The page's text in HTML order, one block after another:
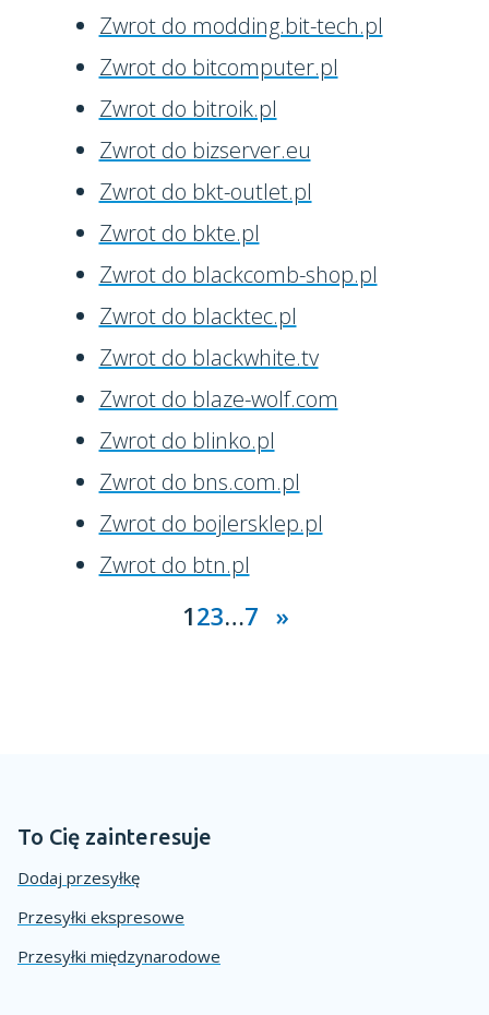
Zwrot do modding.bit-tech.pl
Zwrot do bitcomputer.pl
Zwrot do bitroik.pl
Zwrot do bizserver.eu
Zwrot do bkt-outlet.pl
Zwrot do bkte.pl
Zwrot do blackcomb-shop.pl
Zwrot do blacktec.pl
Zwrot do blackwhite.tv
Zwrot do blaze-wolf.com
Zwrot do blinko.pl
Zwrot do bns.com.pl
Zwrot do bojlersklep.pl
Zwrot do btn.pl
123…7 »
To Cię zainteresuje
Dodaj przesyłkę
Przesyłki ekspresowe
Przesyłki międzynarodowe